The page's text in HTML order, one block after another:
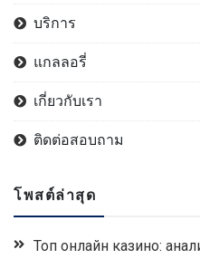
บริการ
แกลลอรี่
เกี่ยวกับเรา
ติดต่อสอบถาม
โพสต์ล่าสุด
Топ онлайн казино: